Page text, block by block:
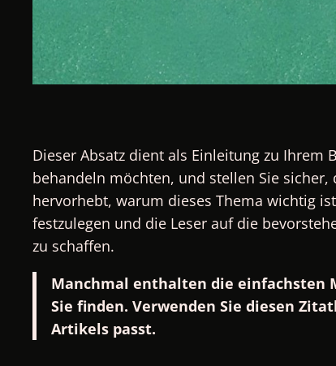
Dieser Absatz dient als Einleitung zu Ihrem
behandeln möchten, und stellen Sie sicher,
hervorhebt, warum dieses Thema wichtig
festzulegen und die Leser auf die
zu schaffen.
Manchmal enthalten die einfachsten
Sie finden. Verwenden Sie diesen
Artikels passt.